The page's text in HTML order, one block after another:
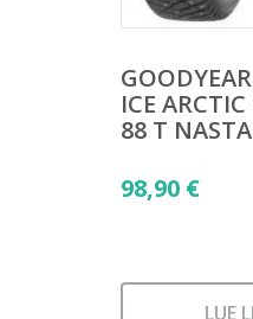
ICE
88 T
98,90 €
LUE